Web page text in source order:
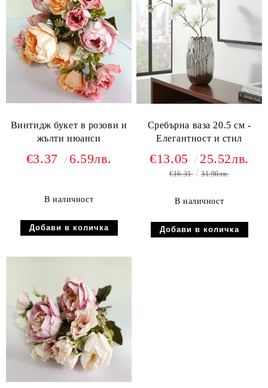
Винтидж букет в розови и
жълти нюанси
€3.37 6.59лв.
В наличност
Сребърна ваза 20.5 см -
Елегантност и стил
€13.05 25.52лв.
€16.31 31.90лв.
В наличност